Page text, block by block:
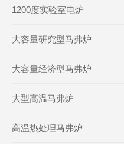
1200度实验室电炉
大容量研究型马弗炉
大容量经济型马弗炉
大型高温马弗炉
高温热处理马弗炉